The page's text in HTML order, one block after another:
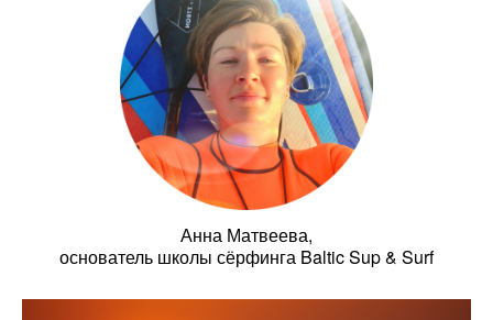
Анна Матвеева,
основатель школы сёрфинга Baltic Sup & Surf